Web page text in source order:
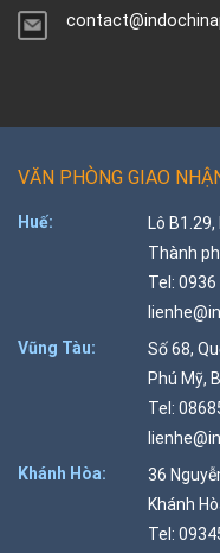
VĂN PHÒNG GIAO
Huế:
Lô
Thành
Tel: 0936
Vũng Tàu:
Số 68,
Phú Mỹ,
Tel:
Khánh Hòa:
36
Khánh
Tel: